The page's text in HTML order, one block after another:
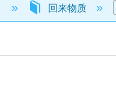
回来物质